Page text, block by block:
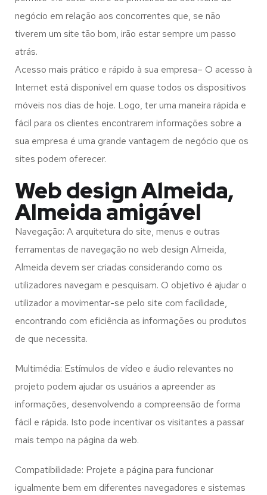
negócio em relação aos concorrentes que, se não
tiverem um site tão bom, irão estar sempre um passo
atrás.
Acesso mais prático e rápido à sua empresa– O acesso à
Internet está disponível em quase todos os dispositivos
móveis nos dias de hoje. Logo, ter uma maneira rápida e
fácil para os clientes encontrarem informações sobre a
sua empresa é uma grande vantagem de negócio que os
sites podem oferecer.
Web design Almeida,
Almeida amigável
Navegação: A arquitetura do site, menus e outras
ferramentas de navegação no web design Almeida,
Almeida devem ser criadas considerando como os
utilizadores navegam e pesquisam. O objetivo é ajudar o
utilizador a movimentar-se pelo site com facilidade,
encontrando com eficiência as informações ou produtos
de que necessita.
Multimédia: Estímulos de vídeo e áudio relevantes no
projeto podem ajudar os usuários a apreender as
informações, desenvolvendo a compreensão de forma
fácil e rápida. Isto pode incentivar os visitantes a passar
mais tempo na página da web.
Compatibilidade: Projete a página para funcionar
igualmente bem em diferentes navegadores e sistemas